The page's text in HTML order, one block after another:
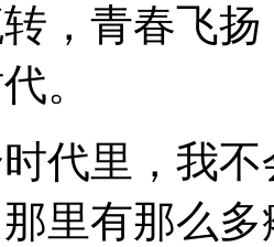
青春飞扬
。
里，我不
里有那么